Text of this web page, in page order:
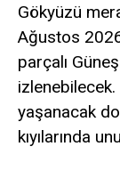
Gökyüzü
Ağustos
parçalı
izlenebilecek.
yaşanacak
kıyılarında